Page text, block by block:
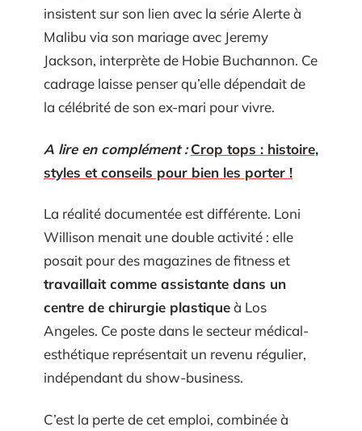
insistent sur son lien avec la série Alerte à
Malibu via son mariage avec Jeremy
Jackson, interprète de Hobie Buchannon. Ce
cadrage laisse penser qu’elle dépendait de
la célébrité de son ex-mari pour vivre.
A lire en complément : Crop tops : histoire,
styles et conseils pour bien les porter !
La réalité documentée est différente. Loni
Willison menait une double activité : elle
posait pour des magazines de fitness et
travaillait comme assistante dans un
centre de chirurgie plastiqueà Los
Angeles. Ce poste dans le secteur médical-
esthétique représentait un revenu régulier,
indépendant du show-business.
C’est la perte de cet emploi, combinée à